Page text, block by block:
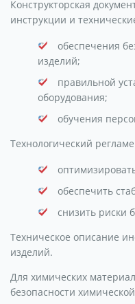
Конструкторская
инструкции и
обеспечения
изделий;
правильной
оборудования;
обучения
Технологический
обеспечить
снизить риски
Техническое описание
изделий.
Для химических
безопасности